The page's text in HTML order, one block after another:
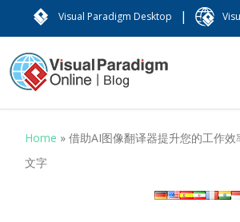
Visual Paradigm Desktop |
Home »借助AI图像翻译器提升您的工作
文字